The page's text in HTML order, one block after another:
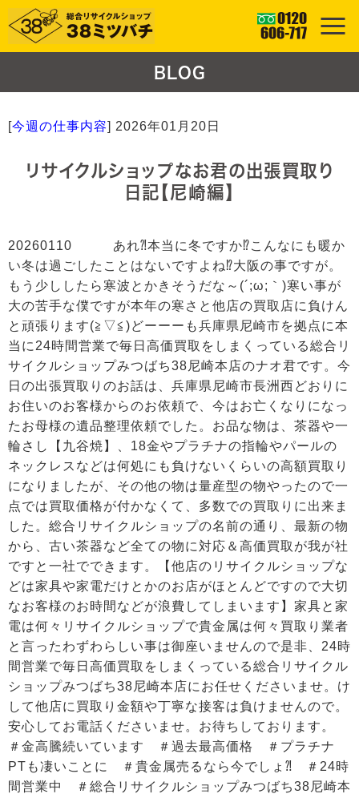
BLOG
[今週の仕事内容] 2026年01月20日
リサイクルショップなお君の出張買取り
日記【尼崎編】
20260110 あれ⁈本当に冬ですか⁉こんなにも暖か
い冬は過ごしたことはないですよね⁉大阪の事ですが。
もう少ししたら寒波とかきそうだな～(´;ω;｀)寒い事が
大の苦手な僕ですが本年の寒さと他店の買取店に負けん
と頑張ります(≧▽≦)どーーーも兵庫県尼崎市を拠点に本
当に24時間営業で毎日高価買取をしまくっている総合リ
サイクルショップみつばち38尼崎本店のナオ君です。今
日の出張買取りのお話は、兵庫県尼崎市長洲西どおりに
お住いのお客様からのお依頼で、今はお亡くなりになっ
たお母様の遺品整理依頼でした。お品な物は、茶器や一
輪さし【九谷焼】、18金やプラチナの指輪やパールの
ネックレスなどは何処にも負けないくらいの高額買取り
になりましたが、その他の物は量産型の物やったので一
点では買取価格が付かなくて、多数での買取りに出来ま
した。総合リサイクルショップの名前の通り、最新の物
から、古い茶器など全ての物に対応＆高価買取が我が社
ですと一社でできます。【他店のリサイクルショップな
どは家具や家電だけとかのお店がほとんどですので大切
なお客様のお時間などが浪費してしまいます】家具と家
電は何々リサイクルショップで貴金属は何々買取り業者
と言ったわずわらしい事は御座いませんので是非、24時
間営業で毎日高価買取をしまくっている総合リサイクル
ショップみつばち38尼崎本店にお任せくださいませ。け
して他店に買取り金額や丁寧な接客は負けませんので。
安心してお電話くださいませ。お待ちしております。
＃金高騰続いています ＃過去最高価格 ＃プラチナ
PTも凄いことに ＃貴金属売るなら今でしょ⁈ ＃24時
間営業中 ＃総合リサイクルショップみつばち38尼崎本